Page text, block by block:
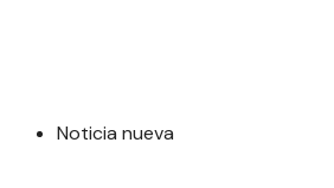
Noticia nueva